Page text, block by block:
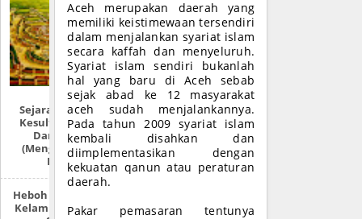
Sejarah Lengkap:
Kesultanan Aceh
Darussalam
(Mengulas Lebih
Detail)
Heboh ‘Survei’ Ukur
Kelamin Siswa SMP
Aceh merupakan daerah yang
memiliki keistimewaan tersendiri
dalam menjalankan syariat islam
secara kaffah dan menyeluruh.
Syariat islam sendiri bukanlah
hal yang baru di Aceh sebab
sejak abad ke 12 masyarakat
aceh sudah menjalankannya.
Pada tahun 2009 syariat islam
kembali disahkan dan
diimplementasikan dengan
kekuatan qanun atau peraturan
daerah.
Pakar pemasaran tentunya